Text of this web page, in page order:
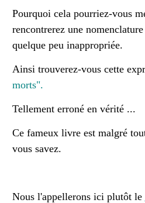
Pourquoi cela pourriez-vous
rencontrerez une
quelque peu inappropriée.
Ainsi trouverez-vous cette
morts".
Tellement erroné en vérité ...
Ce fameux livre est malgré
vous savez.
Nous l'appellerons ici plutôt le